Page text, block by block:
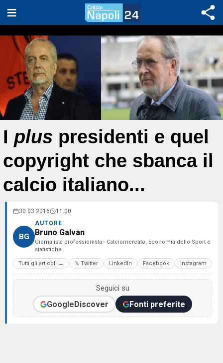
I plus presidenti e quel
copyright che sbanca il
calcio italiano...
30.03.2016 11:00
BG
AUTORE
Bruno Galvan
Giornalista professionista · Calciomercato, Economia dello Sport e
statistiche
Tutti gli articoli → 𝕏 Twitter LinkedIn Facebook Instagram
Seguici su
GoogleDiscover Fonti preferite